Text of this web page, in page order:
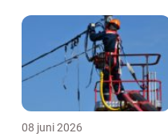
08 juni 2026